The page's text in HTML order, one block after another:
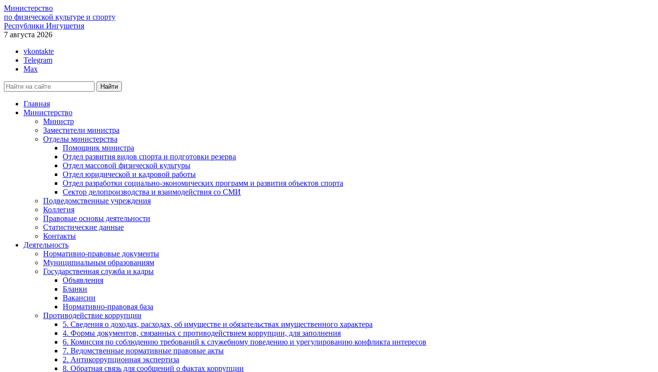
Министерство
по физической культуре и спорту
Республики Ингушетия
7 августа 2026
vkontakte
Telegram
Max
Главная
Министерство
Министр
Заместители министра
Отделы министерства
Помощник министра
Отдел развития видов спорта и подготовки резерва
Отдел массовой физической культуры
Отдел юридической и кадровой работы
Отдел разработки социально-экономических программ и развития объектов спорта
Сектор делопроизводства и взаимодействия со СМИ
Подведомственные учреждения
Коллегия
Правовые основы деятельности
Статистические данные
Контакты
Деятельность
Нормативно-правовые документы
Муниципиальным образованиям
Государственная служба и кадры
Объявления
Бланки
Вакансии
Нормативно-правовая база
Противодействие коррупции
5. Сведения о доходах, расходах, об имуществе и обязательствах имущественного характера
4. Формы документов, связанных с противодействием коррупции, для заполнения
6. Комиссия по соблюдению требований к служебному поведению и урегулированию конфликта интересов
7. Ведомственные нормативные правовые акты
2. Антикоррупционная экспертиза
8. Обратная связь для сообщений о фактах коррупции